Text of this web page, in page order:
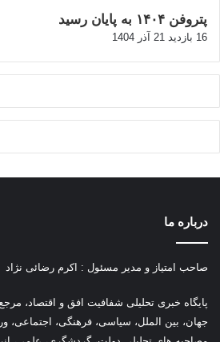
پتروفن ۱۴۰۴ به پایان رسید
16 بازدید 21 آذر 1404
درباره ما
صاحب امتیاز و مدیر مسئول : اکرم رضائی نژاد
پایگاه خبری تحلیلی شفافیت افق و اقتصاد،
جهان، بین الملل، سیاسی، فرهنگی، اجتماعی،